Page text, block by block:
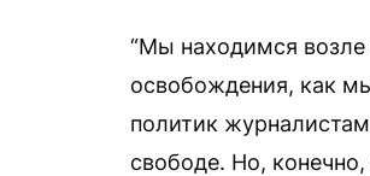
“Мы находимся
освобождения, как
политик
свободе. Но,